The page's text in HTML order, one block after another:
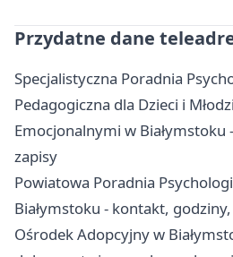
Przydatne dane
Specjalistyczna Poradnia
Pedagogiczna dla Dzieci i
Emocjonalnymi w
zapisy
Powiatowa Poradnia
Białymstoku - kontakt,
Ośrodek Adopcyjny w